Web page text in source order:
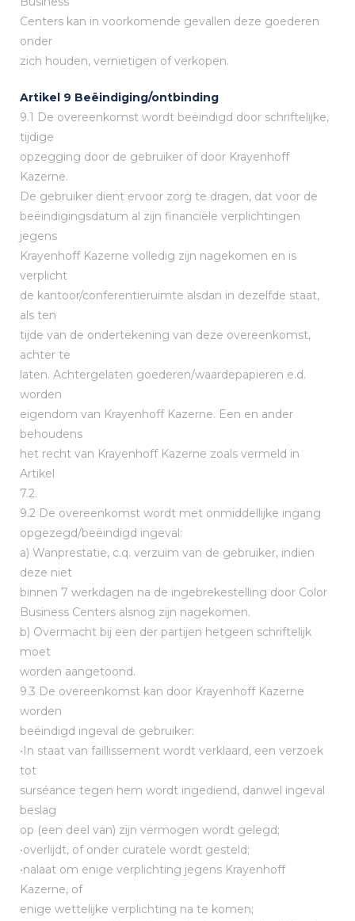
Centers kan in voorkomende gevallen deze goederen
onder
zich houden, vernietigen of verkopen.
Artikel 9 Beëindiging/ontbinding
9.1 De overeenkomst wordt beëindigd door schriftelijke,
tijdige
opzegging door de gebruiker of door Krayenhoff
Kazerne.
De gebruiker dient ervoor zorg te dragen, dat voor de
beëindigingsdatum al zijn financiële verplichtingen
jegens
Krayenhoff Kazerne volledig zijn nagekomen en is
verplicht
de kantoor/conferentieruimte alsdan in dezelfde staat,
als ten
tijde van de ondertekening van deze overeenkomst,
achter te
laten. Achtergelaten goederen/waardepapieren e.d.
worden
eigendom van Krayenhoff Kazerne. Een en ander
behoudens
het recht van Krayenhoff Kazerne zoals vermeld in
Artikel
7.2.
9.2 De overeenkomst wordt met onmiddellijke ingang
opgezegd/beëindigd ingeval:
a) Wanprestatie, c.q. verzuim van de gebruiker, indien
deze niet
binnen 7 werkdagen na de ingebrekestelling door Color
Business Centers alsnog zijn nagekomen.
b) Overmacht bij een der partijen hetgeen schriftelijk
moet
worden aangetoond.
9.3 De overeenkomst kan door Krayenhoff Kazerne
worden
beëindigd ingeval de gebruiker:
•In staat van faillissement wordt verklaard, een verzoek
tot
surséance tegen hem wordt ingediend, danwel ingeval
beslag
op (een deel van) zijn vermogen wordt gelegd;
•overlijdt, of onder curatele wordt gesteld;
•nalaat om enige verplichting jegens Krayenhoff
Kazerne, of
enige wettelijke verplichting na te komen;